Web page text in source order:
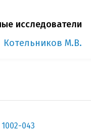
исследователи
Котельников М.В.
043